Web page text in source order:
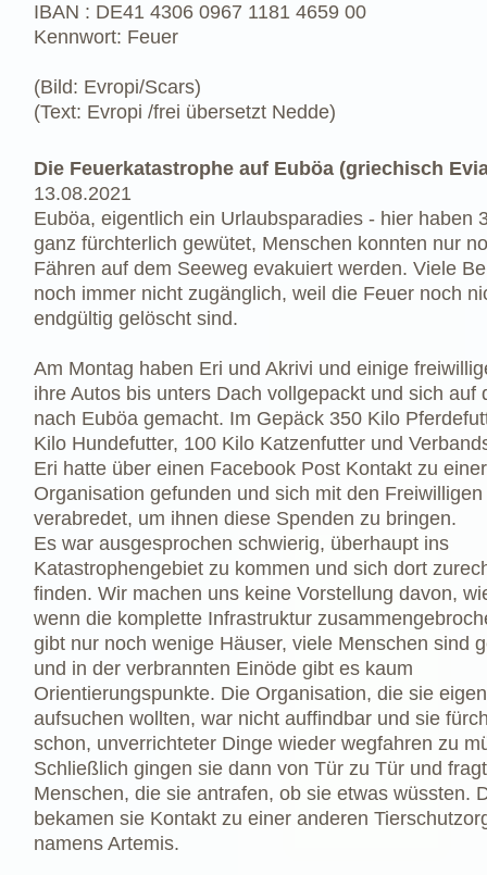
IBAN : DE41 4306 0967 1181 4659 00
Kennwort: Feuer
(Bild: Evropi/Scars)
(Text: Evropi /frei übersetzt Nedde)
Die Feuerkatastrophe auf Euböa (griechisch
13.08.2021
Euböa, eigentlich ein Urlaubsparadies - hier haben
ganz fürchterlich gewütet, Menschen konnten nur
Fähren auf dem Seeweg evakuiert werden. Viele
noch immer nicht zugänglich, weil die Feuer noch
endgültig gelöscht sind.
Am Montag haben Eri und Akrivi und einige
ihre Autos bis unters Dach vollgepackt und sich auf
nach Euböa gemacht. Im Gepäck 350 Kilo
Kilo Hundefutter, 100 Kilo Katzenfutter und
Eri hatte über einen Facebook Post Kontakt zu einer
Organisation gefunden und sich mit den Freiwilligen
verabredet, um ihnen diese Spenden zu bringen.
Es war ausgesprochen schwierig, überhaupt ins
Katastrophengebiet zu kommen und sich dort
finden. Wir machen uns keine Vorstellung davon,
wenn die komplette Infrastruktur
gibt nur noch wenige Häuser, viele Menschen sind
und in der verbrannten Einöde gibt es kaum
Orientierungspunkte. Die Organisation, die sie
aufsuchen wollten, war nicht auffindbar und sie
schon, unverrichteter Dinge wieder wegfahren zu
Schließlich gingen sie dann von Tür zu Tür und
Menschen, die sie antrafen, ob sie etwas wüssten.
bekamen sie Kontakt zu einer anderen
namens Artemis.